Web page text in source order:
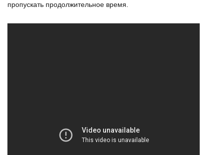
пропускать продолжительное время.